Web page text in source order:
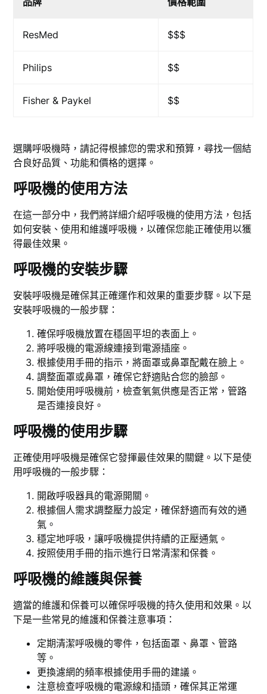
ResMed $$$
Philips $$
Fisher & Paykel $$
選購呼吸機時，請記得根據您的需求和預算，尋找一個結
合良好品質、功能和價格的選擇。
呼吸機的使用方法
在這一部分中，我們將詳細介紹呼吸機的使用方法，包括
如何安裝、使用和維護呼吸機，以確保您能正確使用以獲
得最佳效果。
呼吸機的安裝步驟
安裝呼吸機是確保其正確運作和效果的重要步驟。以下是
安裝呼吸機的一般步驟：
確保呼吸機放置在穩固平坦的表面上。
將呼吸機的電源線連接到電源插座。
根據使用手冊的指示，將面罩或鼻罩配戴在臉上。
調整面罩或鼻罩，確保它舒適貼合您的臉部。
開始使用呼吸機前，檢查氧氣供應是否正常，管路
是否連接良好。
呼吸機的使用步驟
正確使用呼吸機是確保它發揮最佳效果的關鍵。以下是使
用呼吸機的一般步驟：
開啟呼吸器具的電源開關。
根據個人需求調整壓力設定，確保舒適而有效的通
氣。
穩定地呼吸，讓呼吸機提供持續的正壓通氣。
按照使用手冊的指示進行日常清潔和保養。
呼吸機的維護與保養
適當的維護和保養可以確保呼吸機的持久使用和效果。以
下是一些常見的維護和保養注意事項：
定期清潔呼吸機的零件，包括面罩、鼻罩、管路
等。
更換濾網的頻率根據使用手冊的建議。
注意檢查呼吸機的電源線和插頭，確保其正常運